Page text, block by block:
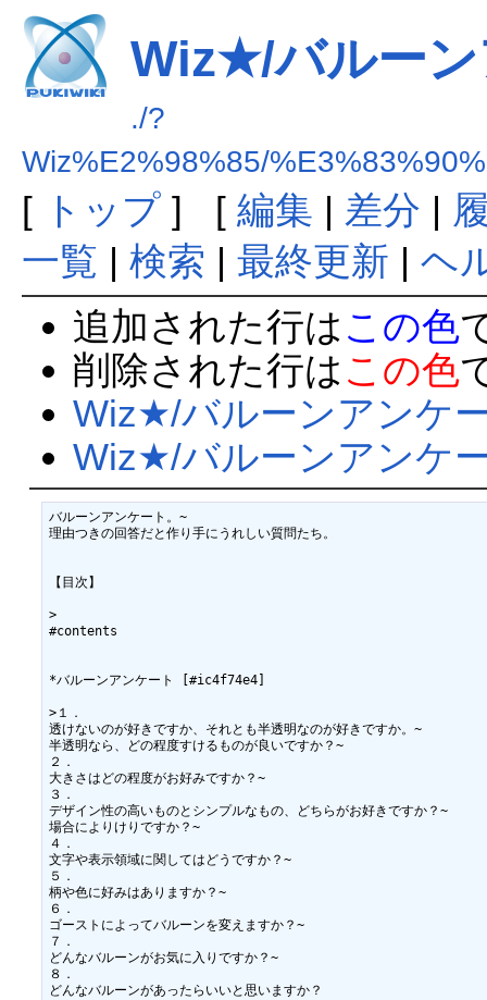
Wiz★/バルー
./?
Wiz%E2%98%85/
[ トップ] [ 編集 | 差分 |
一覧 | 検索 | 最終更新 | ヘ
追加された行は この色
削除された行は この色
Wiz★/バルーンアンケ
Wiz★/バルーンアンケ
バルーンアンケート。~
理由つきの回答だと作り手にうれしい質問たち。
【目次】
>
#contents
*バルーンアンケート [#ic4f74e4]
>１．
透けないのが好きですか、それとも半透明なのが好きですか。~
半透明なら、どの程度すけるものが良いですか？~
２．
大きさはどの程度がお好みですか？~
３．
デザイン性の高いものとシンプルなもの、どちらがお好きですか？~
場合によりけりですか？~
４．
文字や表示領域に関してはどうですか？~
５．
柄や色に好みはありますか？~
６．
ゴーストによってバルーンを変えますか？~
７．
どんなバルーンがお気に入りですか？~
８．
どんなバルーンがあったらいいと思いますか？